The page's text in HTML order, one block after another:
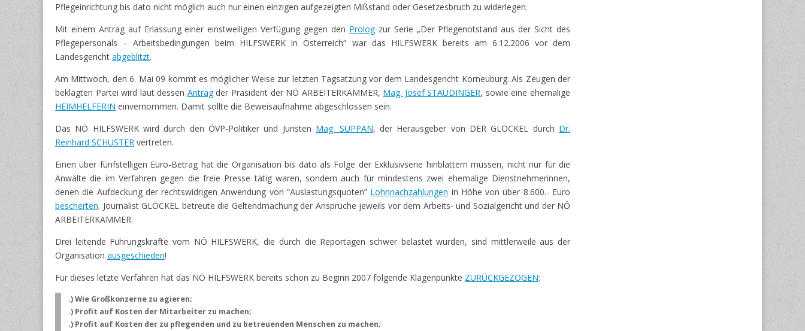
Pflegeinrichtung bis dato nicht möglich auch nur einen einzigen aufgezeigten Mißstand oder Gesetzesbruch zu widerlegen.
Mit einem Antrag auf Erlassung einer einstweiligen Verfügung gegen den Prologzur Serie „Der Pflegenotstand aus der Sicht des
Pflegepersonals – Arbeitsbedingungen beim HILFSWERK in Österreich“ war das HILFSWERK bereits am 6.12.2006 vor dem
Landesgericht abgeblitzt.
Am Mittwoch, den 6. Mai 09 kommt es möglicher Weise zur letzten Tagsatzung vor dem Landesgericht Korneuburg. Als Zeugen der
beklagten Partei wird laut dessen Antragder Präsident der NÖ ARBEITERKAMMER, Mag. Josef STAUDINGER, sowie eine ehemalige
HEIMHELFERIN einvernommen. Damit sollte die Beweisaufnahme abgeschlossen sein.
Das NÖ HILFSWERK wird durch den ÖVP-Politiker und Juristen Mag. SUPPAN, der Herausgeber von DER GLÖCKEL durch Dr.
Reinhard SCHUSTER vertreten.
Einen über fünfstelligen Euro-Betrag hat die Organisation bis dato als Folge der Exklusivserie hinblättern müssen, nicht nur für die
Anwälte die im Verfahren gegen die freie Presse tätig waren, sondern auch für mindestens zwei ehemalige Dienstnehmerinnen,
denen die Aufdeckung der rechtswidrigen Anwendung von “Auslastungsquoten” Lohnnachzahlungen in Höhe von über 8.600.- Euro
bescherten. Journalist GLÖCKEL betreute die Geltendmachung der Ansprüche jeweils vor dem Arbeits- und Sozialgericht und der NÖ
ARBEITERKAMMER.
Drei leitende Führungskräfte vom NÖ HILFSWERK, die durch die Reportagen schwer belastet wurden, sind mittlerweile aus der
Organisation ausgeschieden!
Für dieses letzte Verfahren hat das NÖ HILFSWERK bereits schon zu Beginn 2007 folgende Klagenpunkte ZURÜCKGEZOGEN:
.) Wie Großkonzerne zu agieren;
.) Profit auf Kosten der Mitarbeiter zu machen;
.) Profit auf Kosten der zu pflegenden und zu betreuenden Menschen zu machen;